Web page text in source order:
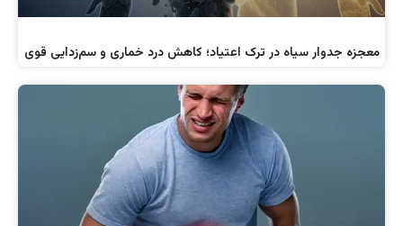
معجزه جدوار سیاه در ترک اعتیاد؛ کاهش درد خماری و سم‌زدایی قوی